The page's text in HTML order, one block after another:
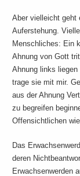
Aber vielleicht geht
Auferstehung.
Menschliches: Ein
Ahnung von Gott
Ahnung links
trage sie mit mir.
aus der Ahnung
zu begreifen
Offensichtlichen
Das
deren
Erwachsenwerden